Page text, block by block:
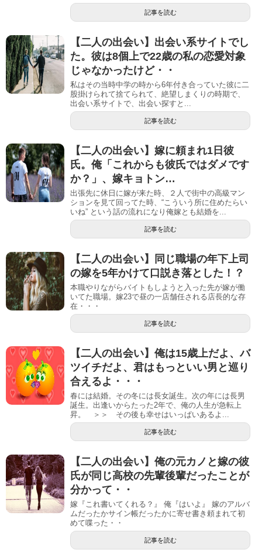
記事を読む
【二人の出会い】出会い系サイトでし
た。彼は8個上で22歳の私の恋愛対象
じゃなかったけど・・
私はその当時中学の時から6年付き合っていた彼に二
股掛けられて捨てられて、絶望しまくりの時期で、
出会い系サイトで、出会い探すと...
記事を読む
【二人の出会い】嫁に頼まれ1日彼
氏。俺「これからも彼氏ではダメです
か？」、嫁キョトン…
出張先に休日に嫁が来た時、２人で街中の高級マン
ションを見て回ってた時、“こういう所に住めたらい
いね” という話の流れになり俺嫁とも結婚を...
記事を読む
【二人の出会い】同じ職場の年下上司
の嫁を5年かけて口説き落とした！？
本職やりながらバイトもしようと入った先が嫁が働
いてた職場。嫁23で昼の一店舗任される店長的な存
在・・・
記事を読む
【二人の出会い】俺は15歳上だよ、バ
ツイチだよ、君はもっといい男と巡り
合えるよ・・・
春には結婚。その冬には長女誕生。次の年には長男
誕生。出逢いからたった2年で、俺の人生が急転上
昇。 ＞＞ その後も幸せはいっぱいあるよ...
記事を読む
【二人の出会い】俺の元カノと嫁の彼
氏が同じ高校の先輩後輩だったことが
分かって・・
嫁『これ書いてくれる？』 俺『はいよ』 嫁のアルバ
ムだったかサイン帳だったかに寄せ書き頼まれて初
めて喋った・・
記事を読む